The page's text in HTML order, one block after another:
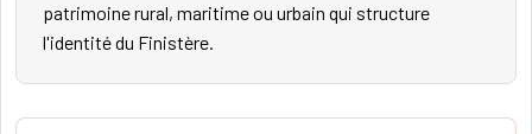
patrimoine rural, maritime ou urbain qui structure
l'identité du Finistère.